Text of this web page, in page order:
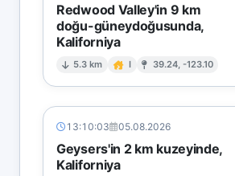
Redwood Valley'in 9 km
doğu-güneydoğusunda,
Kaliforniya
5.3 km I 39.24, -123.10
13:10:03 05.08.2026
Geysers'in 2 km kuzeyinde,
Kaliforniya